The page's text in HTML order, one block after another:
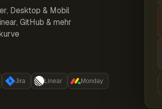
Desktop & Mobil
GitHub & mehr
Jira Linear Monday